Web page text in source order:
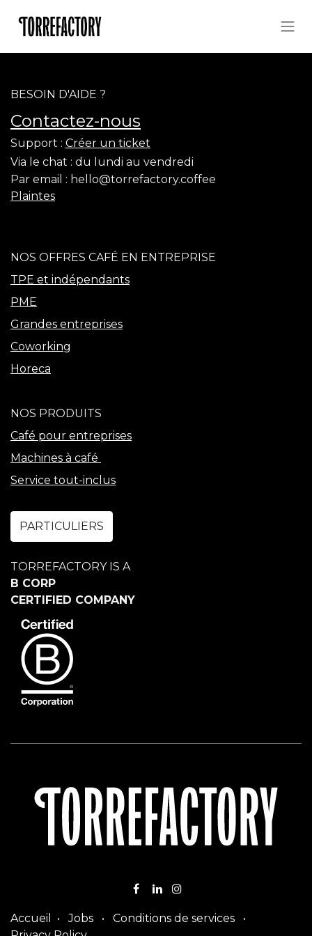
BESOIN D'AIDE ?
Contactez-nous
Support : Créer un ticket
Via le chat : du lundi au vendredi
Par email : hello@torrefactory.coffee
Plaintes
NOS OFFRES CAFÉ EN ENTREPRISE
TPE et indépendants
PME
Grandes entreprises
Coworking
Horeca
NOS PRODUITS
Café pour entreprises
Machines à café
Service tout-inclus
PARTICULIERS
TORREFACTORY IS A
B CORP
CERTIFIED COMPANY
Accueil • Jobs • Conditions de services
•